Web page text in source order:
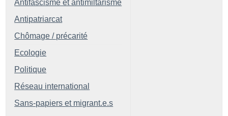
Antifascisme et antimiltarisme
Antipatriarcat
Chômage / précarité
Ecologie
Politique
Réseau international
Sans-papiers et migrant.e.s